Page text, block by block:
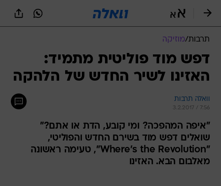
תרבות/מוזיקה
דפש מוד פוליטית מתמיד:
האזינו לשיר החדש של הלהקה
וואלה תרבות
3.2.2017 / 7:56
"איפה המהפכה? ומי קובע, הדת או אתם?"
שואלים דפש מוד בשירם החדש והפוליטי,
"Where's the Revolution", טעימה ראשונה
מאלבום הבא. האזינו